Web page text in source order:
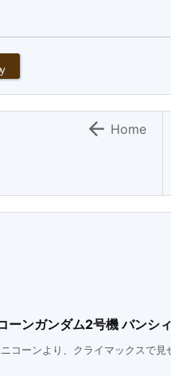
 Home
ーンガンダム2号機 バンシ
コーンより、クライマックスで